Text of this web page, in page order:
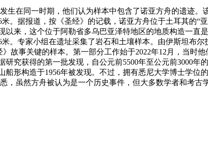
在同一时期，他们认为样本中包含了诺亚方舟的遗迹。
据报道，按《圣经》的记载，诺亚方舟位于土耳其的“亚
来，这个位于阿勒省多乌巴亚泽特地区的地质构造一直
。专家小组在遗址采集了岩石和土壤样本。由伊斯坦布
故事关键的样本。第一部分工作始于2022年12月，当时
究获得的第一批发现，自公元前5500年至公元前3000年
形构造于1956年被发现。不过，拥有悉尼大学博士学位
，虽然方舟被认为是一个历史事件，但大多数学者和考古